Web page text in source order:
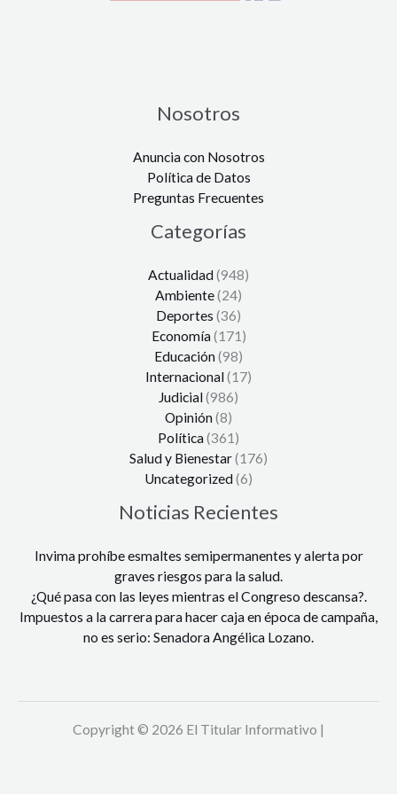
Nosotros
Anuncia con Nosotros
Política de Datos
Preguntas Frecuentes
Categorías
Actualidad(948)
Ambiente(24)
Deportes (36)
Economía(171)
Educación(98)
Internacional(17)
Judicial(986)
Opinión(8)
Política(361)
Salud y Bienestar(176)
Uncategorized(6)
Noticias Recientes
Invima prohíbe esmaltes semipermanentes y alerta por
graves riesgos para la salud.
¿Qué pasa con las leyes mientras el Congreso descansa?.
Impuestos a la carrera para hacer caja en época de campaña,
no es serio: Senadora Angélica Lozano.
Copyright © 2026 El Titular Informativo |